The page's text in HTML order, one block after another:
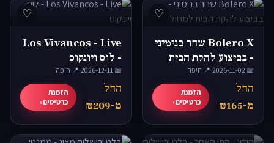
♡
Bolero X שחר בנימיני
- בביצוע להקת הבית
למחול
📅 2026-11-02
·📍 חיפה
החל
מ-₪165
הזמנת
כרטיסים ›
♡
Los Vivancos - Live
- לוס ויונקוס
📅 2026-12-11
·📍 חיפה
החל
מ-₪209
הזמנת
כרטיסים ›